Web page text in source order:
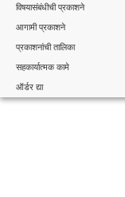
विषयासंबंधीची प्रकाशने
आगामी प्रकाशने
प्रकाशनांची तालिका
सहकार्यात्मक कामे
ऑर्डर द्या